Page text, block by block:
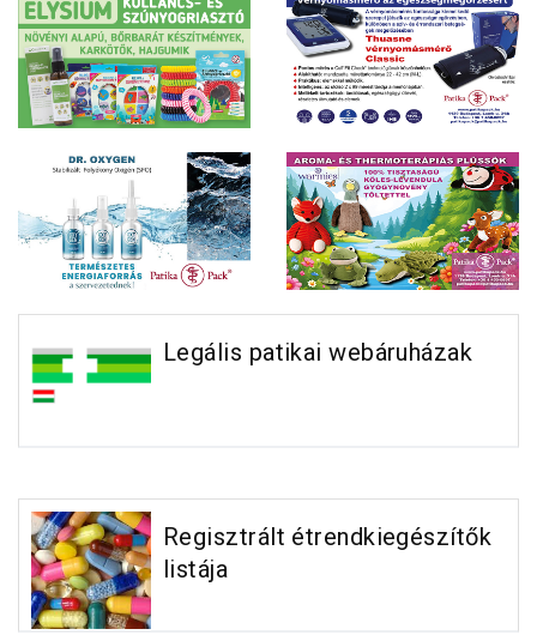
Legális patikai webáruházak
Regisztrált étrendkiegészítők
listája